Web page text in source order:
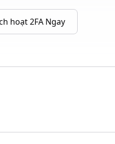
hoạt 2FA Ngay